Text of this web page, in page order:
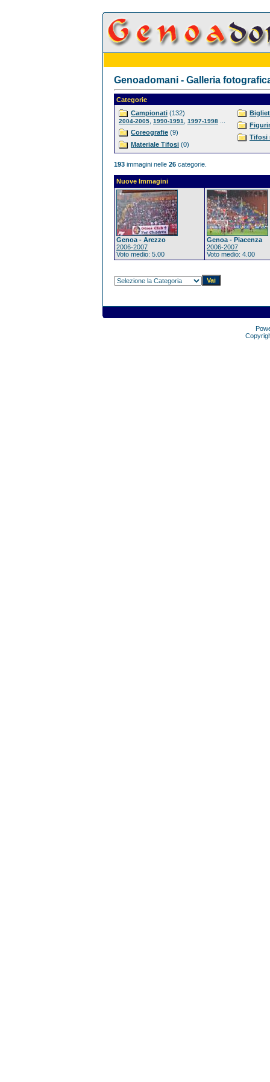
Genoadomani - Galleria
Categorie
Campionati (132)
2004-2005 1990-1991 1997-1998
Coreografie (9)
Materiale Tifosi (0)
Tifosi
193 immagini nelle 26 categorie.
Nuove Immagini
Genoa - Arezzo
2006-2007
Voto medio: 5.00
Genoa - Piacenza
2006-2007
Voto medio: 4.00